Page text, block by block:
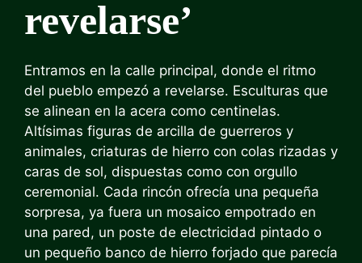
revelarse’
Entramos en la calle principal, donde el ritmo
del pueblo empezó a revelarse. Esculturas que
se alinean en la acera como centinelas.
Altísimas figuras de arcilla de guerreros y
animales, criaturas de hierro con colas rizadas y
caras de sol, dispuestas como con orgullo
ceremonial. Cada rincón ofrecía una pequeña
sorpresa, ya fuera un mosaico empotrado en
una pared, un poste de electricidad pintado o
un pequeño banco de hierro forjado que parecía